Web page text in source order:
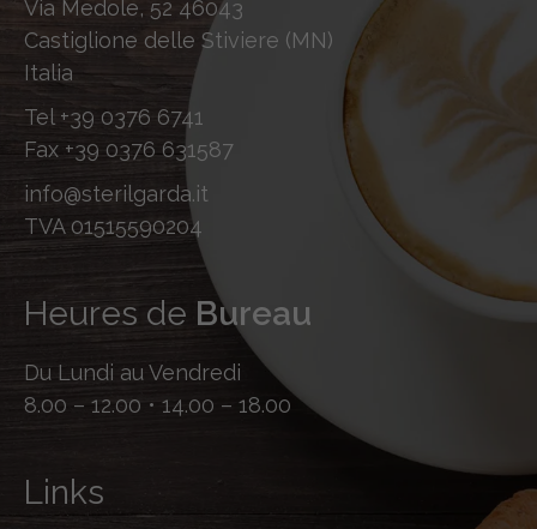
Via Medole, 52 46043
Castiglione delle Stiviere (MN)
Italia
Tel +39 0376 6741
Fax +39 0376 631587
info@sterilgarda.it
TVA 01515590204
Heures de Bureau
Du Lundi au Vendredi
8.00 – 12.00 • 14.00 – 18.00
Links